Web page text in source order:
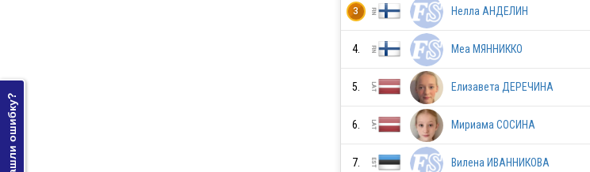
Нашли ошибку?
3 Нелла АНДЕЛИН
4. Меа МЯННИККО
5. Елизавета ДЕРЕЧИНА
6. Мириама СОСИНА
7. Вилена ИВАННИКОВА